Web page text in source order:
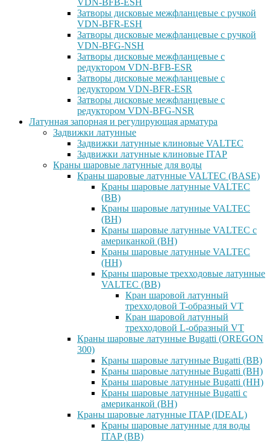
VDN-BFB-ESH
Затворы дисковые межфланцевые с ручкой
VDN-BFR-ESH
Затворы дисковые межфланцевые с ручкой
VDN-BFG-NSH
Затворы дисковые межфланцевые с
редуктором VDN-BFB-ESR
Затворы дисковые межфланцевые с
редуктором VDN-BFR-ESR
Затворы дисковые межфланцевые с
редуктором VDN-BFG-NSR
Латунная запорная и регулирующая арматура
Задвижки латунные
Задвижки латунные клиновые VALTEC
Задвижки латунные клиновые ITAP
Краны шаровые латунные для воды
Краны шаровые латунные VALTEC (BASE)
Краны шаровые латунные VALTEC
(ВВ)
Краны шаровые латунные VALTEC
(ВН)
Краны шаровые латунные VALTEC с
американкой (ВН)
Краны шаровые латунные VALTEC
(НН)
Краны шаровые трехходовые латунные
VALTEC (ВВ)
Кран шаровой латунный
трехходовой T-образный VT
Кран шаровой латунный
трехходовой L-образный VT
Краны шаровые латунные Bugatti (OREGON
300)
Краны шаровые латунные Bugatti (ВВ)
Краны шаровые латунные Bugatti (ВН)
Краны шаровые латунные Bugatti (НН)
Краны шаровые латунные Bugatti с
американкой (ВН)
Краны шаровые латунные ITAP (IDEAL)
Краны шаровые латунные для воды
ITAP (ВВ)